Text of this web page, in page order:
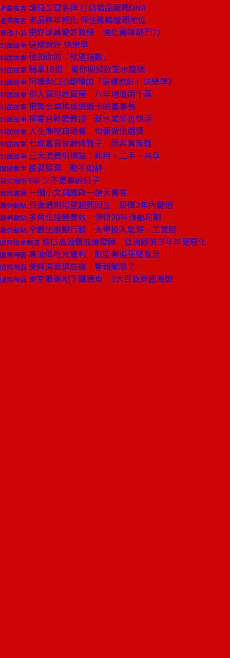
產業風雲 讓員工買名牌 打造精品服務DNA
產業風雲 老品牌年輕化 保住雞精龍頭地位
管理小品 把好球員變好教練 強化團隊戰鬥力
封面故事 這樣就好 快樂學
封面故事 檢測你的「欲望指數」
封面故事 簡單18招 幫你關掉欲望水龍頭
封面故事 阿嬤與CEO都懂的「這樣就好」快樂學》
封面故事 別人買包她買屋 八年增值兩千萬
封面故事 把賓士車換成悠遊卡的董事長
封面故事 揮霍台幹變教授 薪水減半也快活
封面故事 人生像吃自助餐 你要做出選擇
封面故事 七成富翁甘願修鞋子 而非買新鞋
封面故事 三大消費引爆點：夠用、二手、共享
關鍵數字 投資股票 動不如靜
英文無所不談 少不更事的日子
商周書摘 一個小文具開啟一趟大冒險
霸榮觀點 百歲通用可望起死回生 股價2年內翻倍
霸榮觀點 多角化經營奏效 伊頓20％漲幅可期
霸榮觀點 全數出脫銀行股 大舉投入能源、工業股
國際投資瞭望 進口高油價效應發酵 亞洲經濟下半年更惡化
國際視窗 高油價吃光獲利 航空業遇重整亂流
國際視窗 美經濟衰退危機 警報解除？
國際視窗 東京最後地下鐵通車 3大百貨商圈激戰